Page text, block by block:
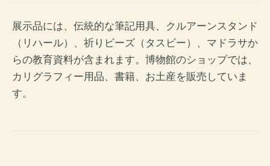
展示品には、伝統的な筆記用具、クルアーンスタンド
（リハール）、祈りビーズ（タスビー）、マドラサか
らの教育資料が含まれます。博物館のショップでは、
カリグラフィー用品、書籍、お土産を販売していま
す。